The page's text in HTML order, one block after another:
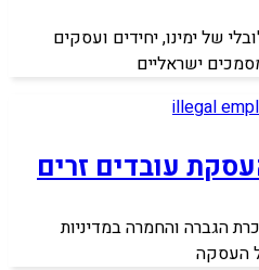
של ימינו, יחידים ועסקים
ישראליים
עובדים זרים
הגברה והחמרה במדיניות
העסקה